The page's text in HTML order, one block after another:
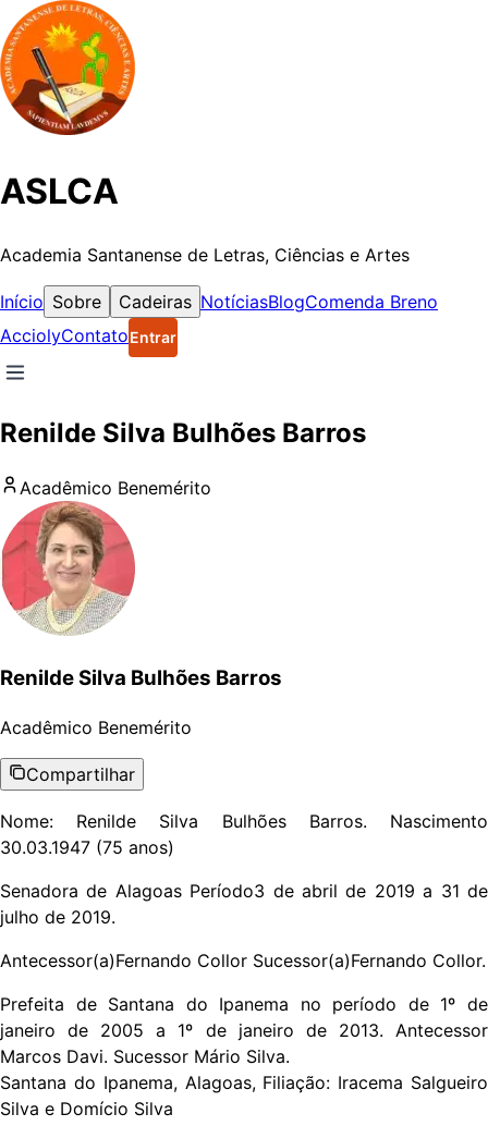
ASLCA
Academia Santanense de Letras, Ciências e Artes
Início Sobre Cadeiras NotíciasBlogComenda Breno
AcciolyContatoEntrar
Renilde Silva Bulhões Barros
Acadêmico Benemérito
Renilde Silva Bulhões Barros
Acadêmico Benemérito
Compartilhar
Nome: Renilde Silva Bulhões Barros. Nascimento
30.03.1947 (75 anos)
Senadora de Alagoas Período3 de abril de 2019 a 31 de
julho de 2019.
Antecessor(a)Fernando Collor Sucessor(a)Fernando Collor.
Prefeita de Santana do Ipanema no período de 1º de
janeiro de 2005 a 1º de janeiro de 2013. Antecessor
Marcos Davi. Sucessor Mário Silva.
Santana do Ipanema, Alagoas, Filiação: Iracema Salgueiro
Silva e Domício Silva